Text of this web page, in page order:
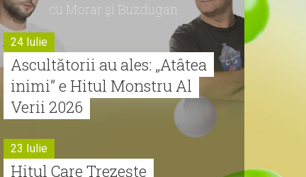
cu Morar şi Buzdugan
24 Iulie
Ascultătorii au ales: „Atâtea
inimi” e Hitul Monstru Al
Verii 2026
23 Iulie
Hitul Care Trezește